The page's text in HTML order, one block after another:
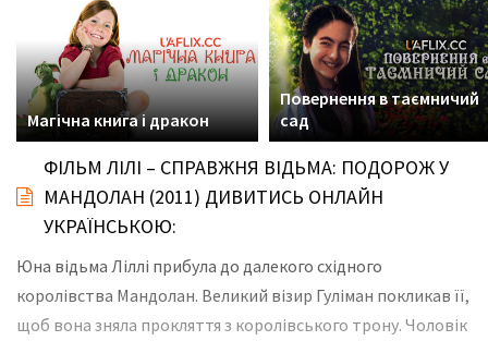
Магічна книга і дракон
Повернення в таємничий
сад
ФІЛЬМ ЛІЛІ – СПРАВЖНЯ ВІДЬМА: ПОДОРОЖ У
МАНДОЛАН (2011) ДИВИТИСЬ ОНЛАЙН
УКРАЇНСЬКОЮ:
Юна відьма Ліллі прибула до далекого східного
королівства Мандолан. Великий візир Гуліман покликав її,
щоб вона зняла прокляття з королівського трону. Чоловік